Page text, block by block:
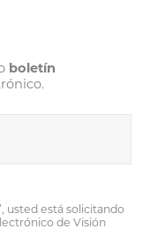
boletín
usted está solicitando
de Visión